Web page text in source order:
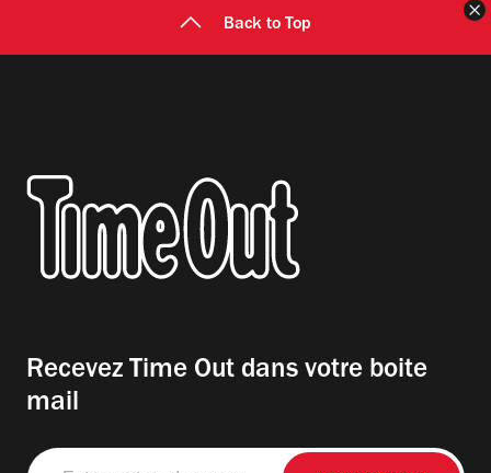
Back to Top
Recevez Time Out dans votre boite
mail
Entrez